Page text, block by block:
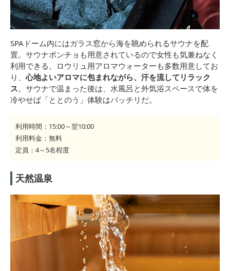
SPAドーム内にはガラス窓から海を眺められるサウナを配
置。サウナポンチョも用意されているので女性も気兼ねなく
利用できる。ロウリュ用アロマウォーターも多数用意してお
り、心地よいアロマに包まれながら、汗を流してリラック
ス。サウナで温まった後は、水風呂と外気浴スペースで体を
冷やせば「ととのう」体験はバッチリだ。
利用時間：15:00～翌10:00
利用料金：無料
定員：4～5名程度
天然温泉